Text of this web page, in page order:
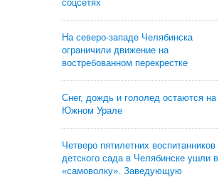
соцсетях
На северо-западе Челябинска
ограничили движение на
востребованном перекрестке
Снег, дождь и гололед остаются на
Южном Урале
Четверо пятилетних воспитанников
детского сада в Челябинске ушли в
«самоволку». Заведующую